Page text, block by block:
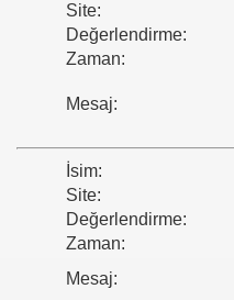
Site:
Değerlendirme:
Zaman:
Mesaj:
İsim:
Site:
Değerlendirme:
Zaman:
Mesaj: